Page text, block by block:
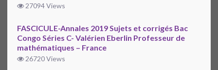
27094 Views
FASCICULE-Annales 2019 Sujets et corrigés Bac
Congo Séries C- Valérien Eberlin Professeur de
mathématiques – France
26720 Views